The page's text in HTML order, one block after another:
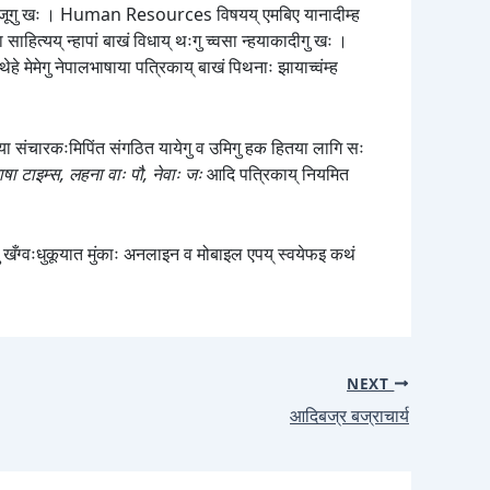
खः । Human Resources विषयय् एमबिए यानादीम्ह
न्हापां बाखं विधाय् थःगु च्वसा न्हयाकादीगु खः ।
मेमेगु नेपालभाषाया पत्रिकाय् बाखं पिथनाः झायाच्वंम्ह
संचारकःमिपिंत संगठित यायेगु व उमिगु हक हितया लागि सः
टाइम्स, लहना वाः पौ, नेवाः जःआदि पत्रिकाय् नियमित
खँग्वःधुकूयात मुंकाः अनलाइन व मोबाइल एपय् स्वयेफइ कथं
NEXT
आदिबज्र बज्राचार्य